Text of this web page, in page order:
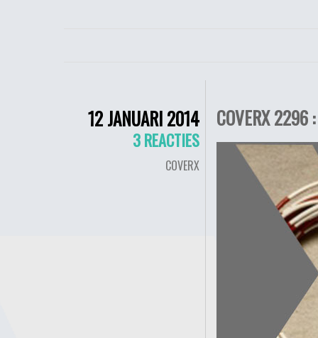
12 JANUARI 2014
3 REACTIES
COVERX
COVERX 2296